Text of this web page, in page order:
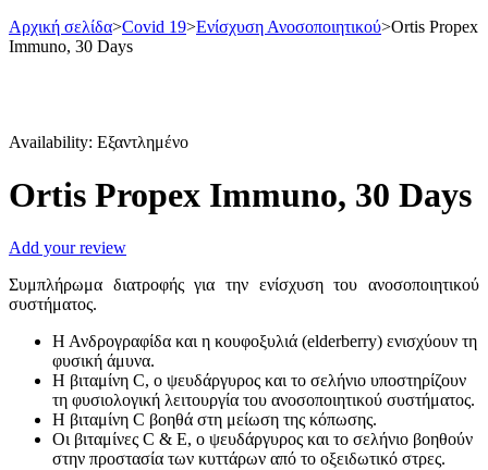
Αρχική σελίδα>Covid 19>Ενίσχυση Ανοσοποιητικού>Ortis Propex
Immuno, 30 Days
Availability: Εξαντλημένο
Ortis Propex Immuno, 30 Days
Add your review
Συμπλήρωμα διατροφής για την ενίσχυση του ανοσοποιητικού
συστήματος.
Η Ανδρογραφίδα και η κουφοξυλιά (elderberry) ενισχύουν τη
φυσική άμυνα.
Η βιταμίνη C, ο ψευδάργυρος και το σελήνιο υποστηρίζουν
τη φυσιολογική λειτουργία του ανοσοποιητικού συστήματος.
Η βιταμίνη C βοηθά στη μείωση της κόπωσης.
Οι βιταμίνες C & E, ο ψευδάργυρος και το σελήνιο βοηθούν
στην προστασία των κυττάρων από το οξειδωτικό στρες.